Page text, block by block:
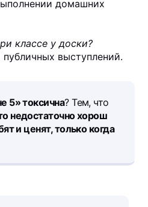
домашних
классе у доски?
выступлений.
5» токсична? Тем, что
недостаточно хорош
и ценят, только когда